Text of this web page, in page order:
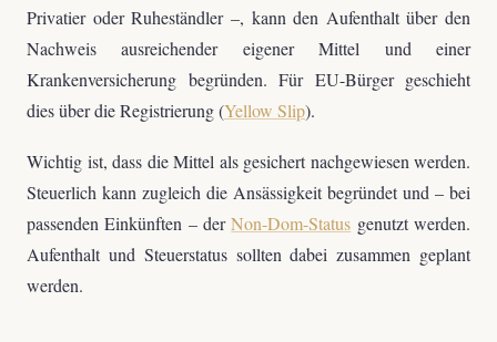
Privatier oder Ruheständler –, kann den Aufenthalt über den
Nachweis ausreichender eigener Mittel und einer
Krankenversicherung begründen. Für EU-Bürger geschieht
dies über die Registrierung (Yellow Slip).
Wichtig ist, dass die Mittel als gesichert nachgewiesen werden.
Steuerlich kann zugleich die Ansässigkeit begründet und – bei
passenden Einkünften – derNon-Dom-Status genutzt werden.
Aufenthalt und Steuerstatus sollten dabei zusammen geplant
werden.